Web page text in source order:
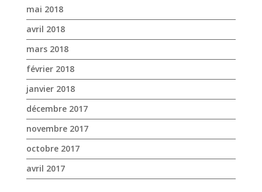
mai 2018
avril 2018
mars 2018
février 2018
janvier 2018
décembre 2017
novembre 2017
octobre 2017
avril 2017